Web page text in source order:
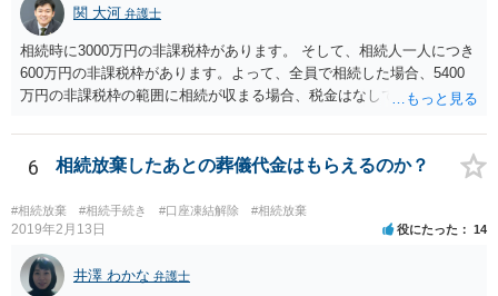
関 大河 弁護士
相続時に3000万円の非課税枠があります。 そして、相続人一人につき
600万円の非課税枠があります。よって、全員で相続した場合、5400
万円の非課税枠の範囲に相続が収まる場合、税金はなしです。 一人が
範囲となります。 一般的には、全員で相続する方が税金はお得です。
また、全員で相続しても、話し合いの結果、親がすべて相続と決める
こともできます。この場合でも相続の非課税枠は、全員で相続した540
0万円分使えます。 父が亡くなり、母が全部相続すると、母から三人
で相続する際は、4800万円が非課税枠となります。 そうすると、母が
亡くなってから相続すると、両親のどちらかが亡くなってから相続す
るより非課税の枠が減少します。 計画的に相続をするのがおすすめと
6 相続放棄したあとの葬儀代金はもらえるのか？
#相続放棄 #相続手続き #口座凍結解除 #相続放棄
2019年2月13日 役にたった 14
井澤 わかな 弁護士